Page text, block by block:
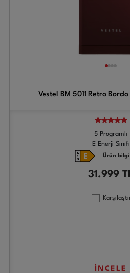
Vestel BM 5011 Retro Bordo
5 Programlı
E Enerji Sınıfı
Ürün bilgi
31.999
İNCELE